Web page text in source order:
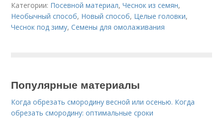
Категории: Посевной материал,Чеснок из семян,
Необычный способ, Новый способ, Целые головки,
Чеснок под зиму,Семены для омолаживания
Популярные материалы
Когда обрезать смородину весной или осенью. Когда
обрезать смородину: оптимальные сроки